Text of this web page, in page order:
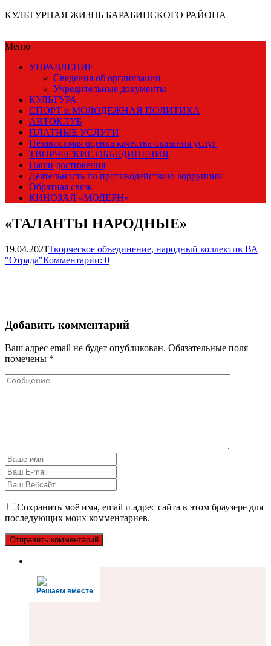
КУЛЬТУРНАЯ ЖИЗНЬ БАРАБИНСКОГО РАЙОНА
Меню
УПРАВЛЕНИЕ
Сведения об организации
Учредительные документы
КУЛЬТУРА
СПОРТ и МОЛОДЕЖНАЯ ПОЛИТИКА
АВТОКЛУБ
ПЛАТНЫЕ УСЛУГИ
Независимая оценка качества оказания услуг
ТВОРЧЕСКИЕ ОБЪЕДИНЕНИЯ
Наши достижения
Деятельность по противодействию коррупции
Обратная связь
КИНОЗАЛ «МОДЕРН»
«ТАЛАНТЫ НАРОДНЫЕ»
19.04.2021Творческое объединение, народный коллектив ВА
"Отрада"Комментарии: 0
Добавить комментарий
Ваш адрес email не будет опубликован. Обязательные поля
помечены *
Сохранить моё имя, email и адрес сайта в этом браузере для
последующих моих комментариев.
Решаем вместе